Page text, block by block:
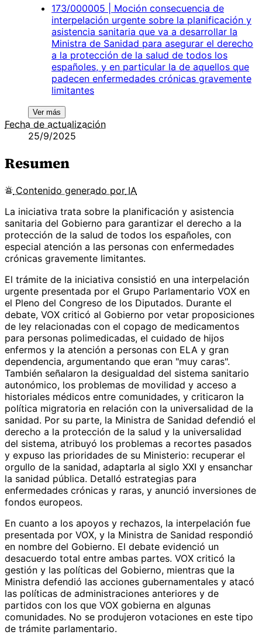
173/000005 | Moción consecuencia de
interpelación urgente sobre la planificación y
asistencia sanitaria que va a desarrollar la
Ministra de Sanidad para asegurar el derecho
a la protección de la salud de todos los
españoles, y en particular la de aquellos que
padecen enfermedades crónicas gravemente
limitantes
Ver más
Fecha de actualización
25/9/2025
Resumen
Contenido generado por IA
La iniciativa trata sobre la planificación y asistencia
sanitaria del Gobierno para garantizar el derecho a la
protección de la salud de todos los españoles, con
especial atención a las personas con enfermedades
crónicas gravemente limitantes.
El trámite de la iniciativa consistió en una interpelación
urgente presentada por el Grupo Parlamentario VOX en
el Pleno del Congreso de los Diputados. Durante el
debate, VOX criticó al Gobierno por vetar proposiciones
de ley relacionadas con el copago de medicamentos
para personas polimedicadas, el cuidado de hijos
enfermos y la atención a personas con ELA y gran
dependencia, argumentando que eran "muy caras".
También señalaron la desigualdad del sistema sanitario
autonómico, los problemas de movilidad y acceso a
historiales médicos entre comunidades, y criticaron la
política migratoria en relación con la universalidad de la
sanidad. Por su parte, la Ministra de Sanidad defendió el
derecho a la protección de la salud y la universalidad
del sistema, atribuyó los problemas a recortes pasados
y expuso las prioridades de su Ministerio: recuperar el
orgullo de la sanidad, adaptarla al siglo XXI y ensanchar
la sanidad pública. Detalló estrategias para
enfermedades crónicas y raras, y anunció inversiones de
fondos europeos.
En cuanto a los apoyos y rechazos, la interpelación fue
presentada por VOX, y la Ministra de Sanidad respondió
en nombre del Gobierno. El debate evidenció un
desacuerdo total entre ambas partes. VOX criticó la
gestión y las políticas del Gobierno, mientras que la
Ministra defendió las acciones gubernamentales y atacó
las políticas de administraciones anteriores y de
partidos con los que VOX gobierna en algunas
comunidades. No se produjeron votaciones en este tipo
de trámite parlamentario.